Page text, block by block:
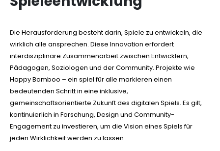
Die Herausforderung besteht darin, Spiele zu entwickeln, die
wirklich alle ansprechen. Diese Innovation erfordert
interdisziplinäre Zusammenarbeit zwischen Entwicklern,
Pädagogen, Soziologen und der Community. Projekte wie
Happy Bamboo – ein spiel für alle markieren einen
bedeutenden Schritt in eine inklusive,
gemeinschaftsorientierte Zukunft des digitalen Spiels. Es gilt,
kontinuierlich in Forschung, Design und Community-
Engagement zu investieren, um die Vision eines Spiels für
jeden Wirklichkeit werden zu lassen.